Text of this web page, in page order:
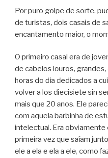
Por puro golpe de sorte,
de turistas, dois casais de
encantamento maior, o
O primeiro casal era de
de cabelos louros,
horas do dia dedicados a
volver a los diecisiete sin
mais que 20 anos. Ele
com aquela barbinha de
intelectual. Era obviamente
primeira vez que saíam
ele a ela e ela a ele, como